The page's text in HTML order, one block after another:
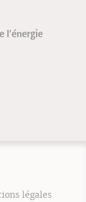
l'énergie
légales